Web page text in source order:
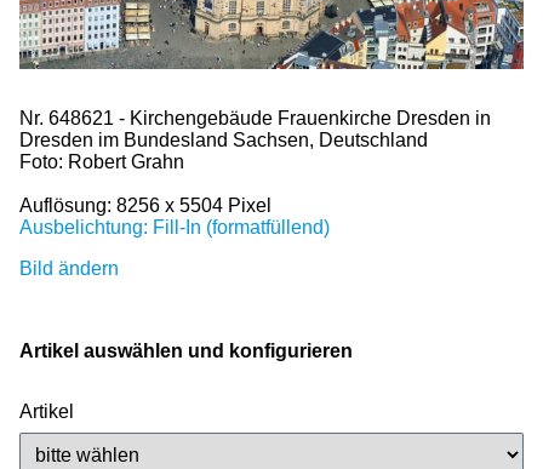
Nr. 648621 - Kirchengebäude Frauenkirche Dresden in
Dresden im Bundesland Sachsen, Deutschland
Foto: Robert Grahn
Auflösung: 8256 x 5504 Pixel
Ausbelichtung: Fill-In (formatfüllend)
Bild ändern
Artikel auswählen und konfigurieren
Artikel